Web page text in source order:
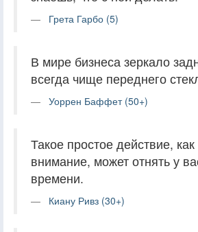
Грета Гарбо (5)
В мире бизнеса зеркало
всегда чище переднего
Уоррен Баффет (50+)
Такое простое действие,
внимание, может отнять у
времени.
Киану Ривз (30+)